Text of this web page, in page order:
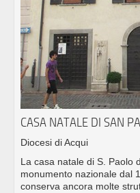
CASA NATALE DI SAN
Diocesi di Acqui
La casa natale di S. Paolo
monumento nazionale dal
conserva ancora molte